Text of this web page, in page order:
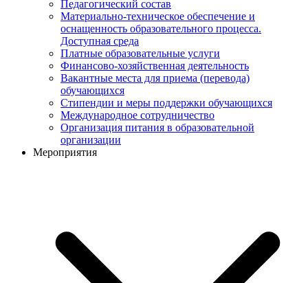
Педагогический состав
Материально-техническое обеспечение и
оснащенность образовательного процесса.
Доступная среда
Платные образовательные услуги
Финансово-хозяйственная деятельность
Вакантные места для приема (перевода)
обучающихся
Стипендии и меры поддержки обучающихся
Международное сотрудничество
Организация питания в образовательной
организации
Мероприятия